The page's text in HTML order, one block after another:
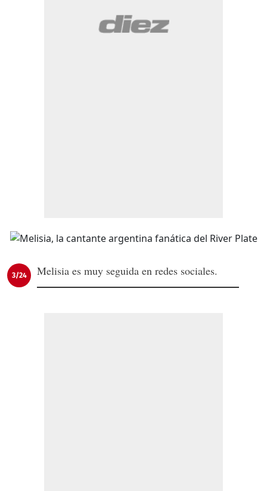
3/24 Melisia es muy seguida en redes sociales.